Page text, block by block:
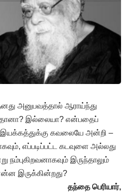
அனுபவத்தால் ஆராய்ந்து
இல்லையா? என்பதைப்
இயக்கத்துக்கு கவலையே அன்றி –
எப்படிப்பட்ட கடவுளை அல்லது
இருந்தாலும்
இருக்கின்றது?
தந்தை பெரியார்,